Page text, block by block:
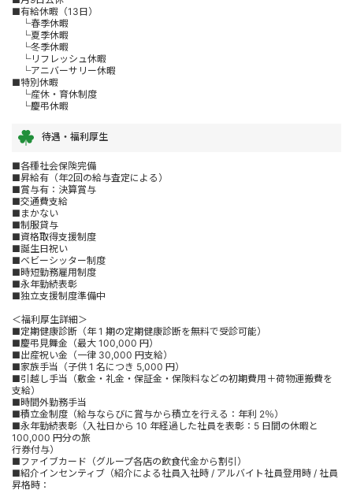
■有給休暇（13日）
└春季休暇
└夏季休暇
└冬季休暇
└リフレッシュ休暇
└アニバーサリー休暇
■特別休暇
└産休・育休制度
└慶弔休暇
待遇・福利厚生
■各種社会保険完備
■昇給有（年2回の給与査定による）
■賞与有：決算賞与
■交通費支給
■まかない
■制服貸与
■資格取得支援制度
■誕生日祝い
■ベビーシッター制度
■時短勤務雇用制度
■永年勤続表彰
■独立支援制度準備中
＜福利厚生詳細＞
■定期健康診断（年 1 期の定期健康診断を無料で受診可能）
■慶弔見舞金（最大 100,000 円）
■出産祝い金（一律 30,000 円支給）
■家族手当（子供 1 名につき 5,000 円）
■引越し手当（敷金・礼金・保証金・保険料などの初期費用＋荷物運搬費を
支給）
■時間外勤務手当
■積立金制度（給与ならびに賞与から積立を行える：年利 2％）
■永年勤続表彰（入社日から 10 年経過した社員を表彰：5 日間の休暇と
100,000 円分の旅
行券付与）
■ファイブカード（グループ各店の飲食代金から割引）
■紹介インセンティブ（紹介による社員入社時 / アルバイト社員登用時 / 社員
昇格時：